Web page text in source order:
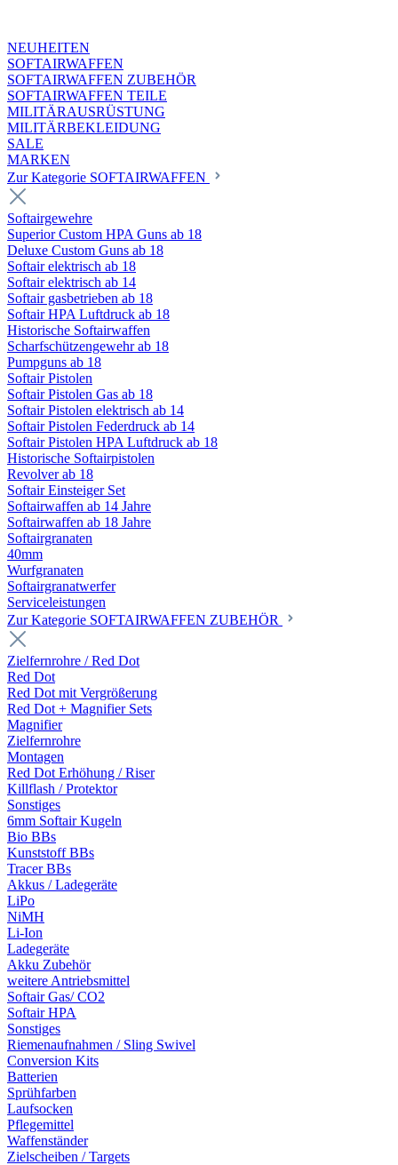
NEUHEITEN
SOFTAIRWAFFEN
SOFTAIRWAFFEN ZUBEHÖR
SOFTAIRWAFFEN TEILE
MILITÄRAUSRÜSTUNG
MILITÄRBEKLEIDUNG
SALE
MARKEN
Zur Kategorie SOFTAIRWAFFEN
Softairgewehre
Superior Custom HPA Guns ab 18
Deluxe Custom Guns ab 18
Softair elektrisch ab 18
Softair elektrisch ab 14
Softair gasbetrieben ab 18
Softair HPA Luftdruck ab 18
Historische Softairwaffen
Scharfschützengewehr ab 18
Pumpguns ab 18
Softair Pistolen
Softair Pistolen Gas ab 18
Softair Pistolen elektrisch ab 14
Softair Pistolen Federdruck ab 14
Softair Pistolen HPA Luftdruck ab 18
Historische Softairpistolen
Revolver ab 18
Softair Einsteiger Set
Softairwaffen ab 14 Jahre
Softairwaffen ab 18 Jahre
Softairgranaten
40mm
Wurfgranaten
Softairgranatwerfer
Serviceleistungen
Zur Kategorie SOFTAIRWAFFEN ZUBEHÖR
Zielfernrohre / Red Dot
Red Dot
Red Dot mit Vergrößerung
Red Dot + Magnifier Sets
Magnifier
Zielfernrohre
Montagen
Red Dot Erhöhung / Riser
Killflash / Protektor
Sonstiges
6mm Softair Kugeln
Bio BBs
Kunststoff BBs
Tracer BBs
Akkus / Ladegeräte
LiPo
NiMH
Li-Ion
Ladegeräte
Akku Zubehör
weitere Antriebsmittel
Softair Gas/ CO2
Softair HPA
Sonstiges
Riemenaufnahmen / Sling Swivel
Conversion Kits
Batterien
Sprühfarben
Laufsocken
Pflegemittel
Waffenständer
Zielscheiben / Targets